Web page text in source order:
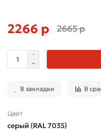
2266 р 2665 р
В закладки В
Цвет
серый (RAL 7035)